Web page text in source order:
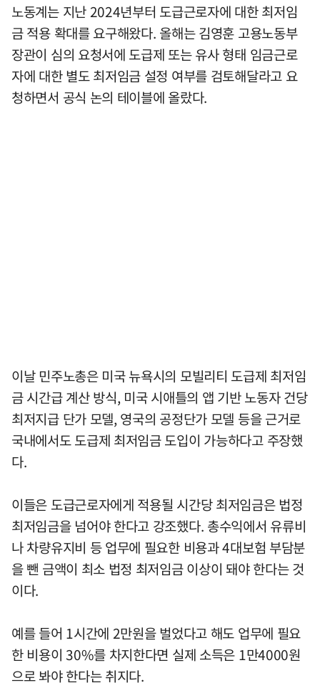
노동계는 지난 2024년부터 도급근로자에 대한 최저임
금 적용 확대를 요구해왔다. 올해는 김영훈 고용노동부
장관이 심의 요청서에 도급제 또는 유사 형태 임금근로
자에 대한 별도 최저임금 설정 여부를 검토해달라고 요
청하면서 공식 논의 테이블에 올랐다.
이날 민주노총은 미국 뉴욕시의 모빌리티 도급제 최저임
금 시간급 계산 방식, 미국 시애틀의 앱 기반 노동자 건당
최저지급 단가 모델, 영국의 공정단가 모델 등을 근거로
국내에서도 도급제 최저임금 도입이 가능하다고 주장했
다.
이들은 도급근로자에게 적용될 시간당 최저임금은 법정
최저임금을 넘어야 한다고 강조했다. 총수익에서 유류비
나 차량유지비 등 업무에 필요한 비용과 4대보험 부담분
을 뺀 금액이 최소 법정 최저임금 이상이 돼야 한다는 것
이다.
예를 들어 1시간에 2만원을 벌었다고 해도 업무에 필요
한 비용이 30%를 차지한다면 실제 소득은 1만4000원
으로 봐야 한다는 취지다.